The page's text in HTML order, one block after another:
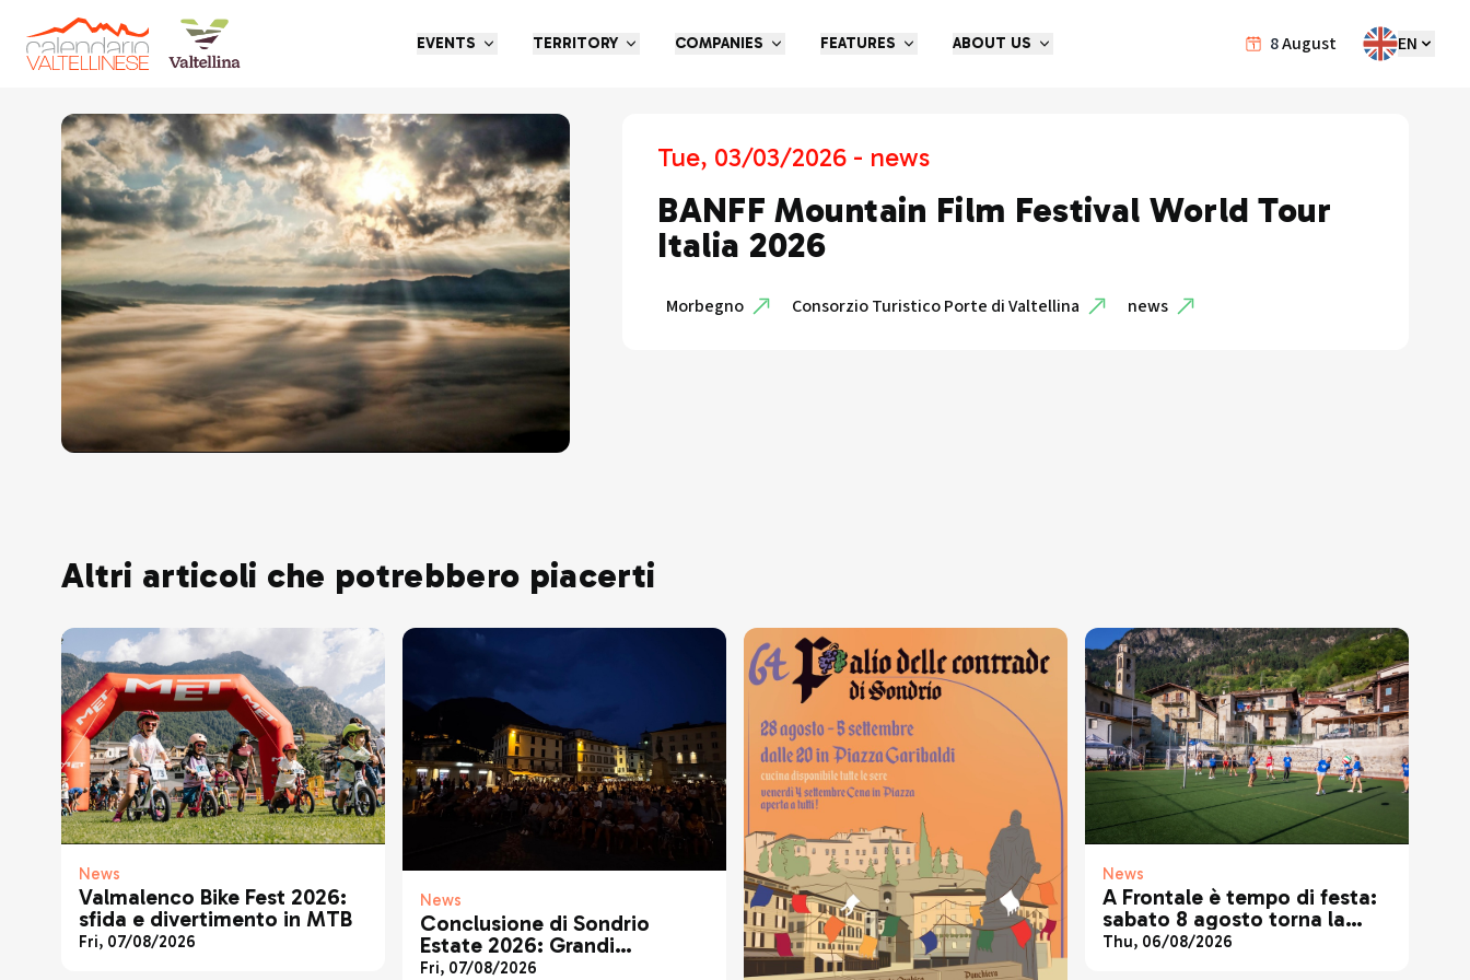
8August EN
EVENTS TERRITORY COMPANIES FEATURES ABOUT US
Go back
Tue, 03/03/2026 - news
BANFF Mountain Film Festival World Tour
Italia 2026
Morbegno Consorzio Turistico Porte di Valtellina news
Altri articoli che potrebbero piacerti
News
Valmalenco Bike Fest 2026:
sfida e divertimento in MTB
Fri, 07/08/2026
News
Conclusione di Sondrio
Estate 2026: Grandi
esibizioni e presenze in
Fri, 07/08/2026
News
A Frontale è tempo di festa:
sabato 8 agosto torna la
tradizionale festa patronale
Thu, 06/08/2026